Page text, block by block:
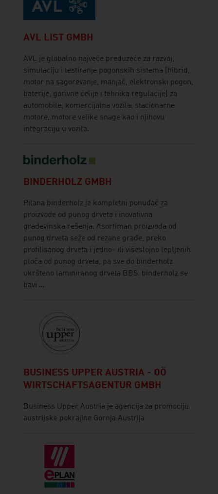
AVL LIST GMBH
AVL je globalno najveće preduzeće za razvoj,
simulaciju i testiranje pogonskih sistema (hibrid,
motor na sagorevanje, manjač, elektronski pogon,
baterije, gorivne ćelije i tehnika regulacije) za
automobile, komercijalna vozila, stacionarne
motore, motore velike snage kao i njihovu
integraciju u vozila.
BINDERHOLZ GMBH
Pilana binderholz je kompletni ponuđač za
proizvode od punog drveta i inovativna
građevinska rešenja. Asortiman proizvoda od
punog drveta seže od rezane građe, preko
profilisanog drveta i jedno- ili višeslojno lepljenih
ploča od punog drveta, pa sve do binderholz
ukršteno laminiranog drveta BBS. binderholz se
bavi ...
BUSINESS UPPER AUSTRIA - OÖ
WIRTSCHAFTSAGENTUR GMBH
Business Upper Austria je agencija za promociju
austrijske pokrajine Gornja Austrija